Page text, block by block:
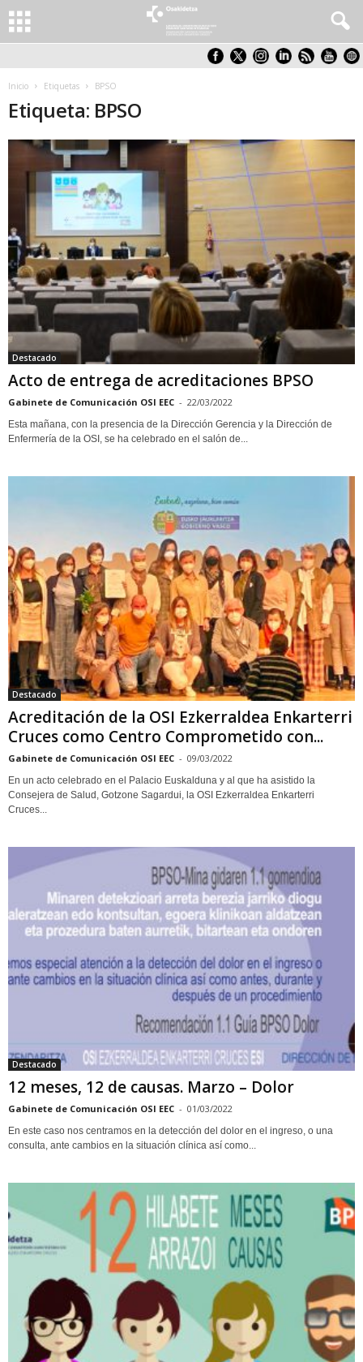
Inicio Etiquetas BPSO
Etiqueta: BPSO
Destacado
Acto de entrega de acreditaciones BPSO
Gabinete de Comunicación OSI EEC - 22/03/2022
Esta mañana, con la presencia de la Dirección Gerencia y la Dirección de
Enfermería de la OSI, se ha celebrado en el salón de...
Destacado
Acreditación de la OSI Ezkerraldea Enkarterri
Cruces como Centro Comprometido con...
Gabinete de Comunicación OSI EEC - 09/03/2022
En un acto celebrado en el Palacio Euskalduna y al que ha asistido la
Consejera de Salud, Gotzone Sagardui, la OSI Ezkerraldea Enkarterri
Cruces...
Destacado
12 meses, 12 de causas. Marzo – Dolor
Gabinete de Comunicación OSI EEC - 01/03/2022
En este caso nos centramos en la detección del dolor en el ingreso, o una
consulta, ante cambios en la situación clínica así como...